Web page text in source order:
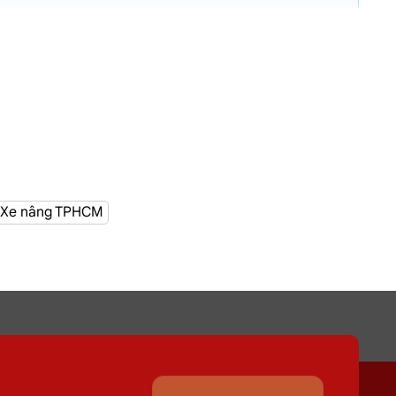
sau đợt điều chỉnh địa giới hành
Xe nâng TPHCM